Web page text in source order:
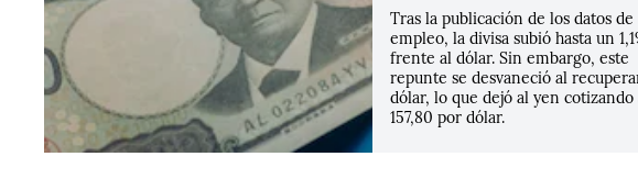
Tras la publicación de los datos de
empleo, la divisa subió hasta un
frente al dólar. Sin embargo, este
repunte se desvaneció al
dólar, lo que dejó al yen cotizando
157,80 por dólar.